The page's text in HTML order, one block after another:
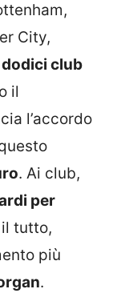
City,
dodici club
il
l’accordo
. Ai club,
per
tutto,
più
.